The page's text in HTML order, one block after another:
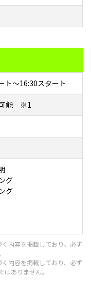
ト～16:30スタート
可能 ※1
グ
グ
内容を掲載しており、必ず
内容を掲載しており、必ず
ありません。